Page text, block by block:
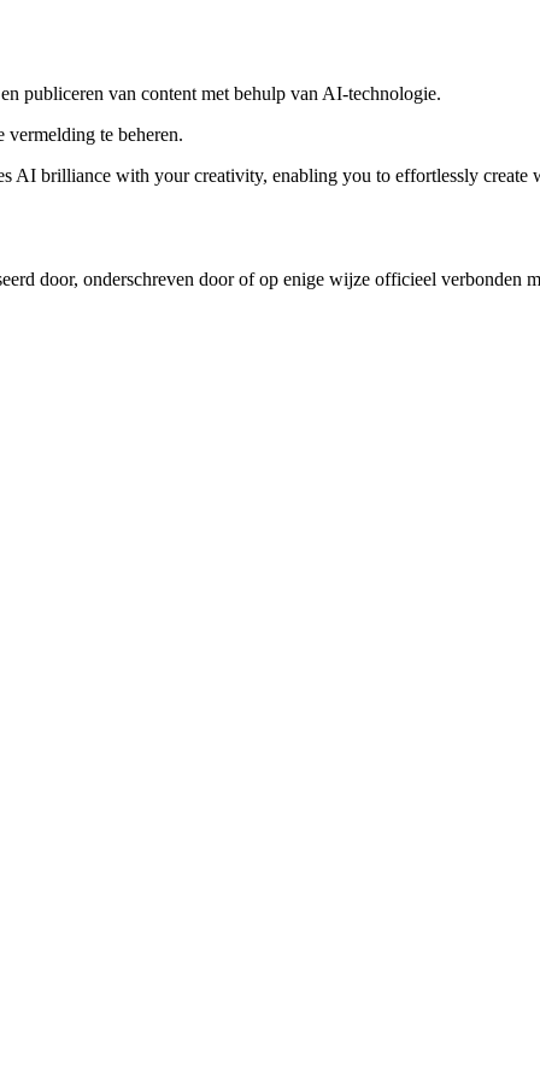
publiceren van content met behulp van AI-technologie.
vermelding te beheren.
AI brilliance with your creativity, enabling you to effortlessly create
door, onderschreven door of op enige wijze officieel